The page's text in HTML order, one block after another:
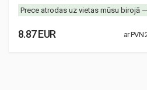
Prece atrodas uz vietas mūsu birojā
8.87 EUR ar PVN